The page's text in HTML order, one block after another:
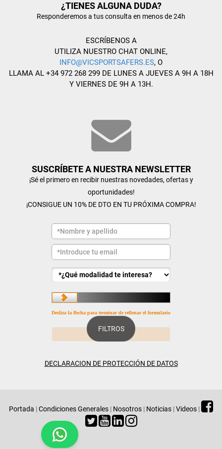
FILTROS
¿TIENES ALGUNA DUDA?
Responderemos a tus consulta en menos de 24h
ESCRÍBENOS A
UTILIZA NUESTRO CHAT ONLINE,
INFO@VICSPORTSAFERS.ES, O
LLAMA AL +34 972 268 299 DE LUNES A JUEVES A 9H A 18H
Y VIERNES DE 9H A 13H.
SUSCRÍBETE A NUESTRA NEWSLETTER
¡Sé el primero en recibir nuestras novedades, ofertas y
oportunidades!
¡CONSIGUE UN 10% DE DTO EN TU PRÓXIMA COMPRA!
Desliza la flecha para terminar de rellenar el formulario
DECLARACION DE PROTECCIÓN DE DATOS
Portada |Condiciones Generales | Nosotros | Noticias |Videos |